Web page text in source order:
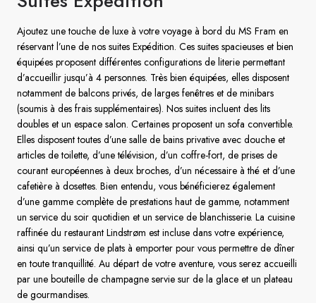
Ajoutez une touche de luxe à votre voyage à bord du MS Fram en
réservant l’une de nos suites Expédition. Ces suites spacieuses et bien
équipées proposent différentes configurations de literie permettant
d’accueillir jusqu’à 4 personnes. Très bien équipées, elles disposent
notamment de balcons privés, de larges fenêtres et de minibars
(soumis à des frais supplémentaires). Nos suites incluent des lits
doubles et un espace salon. Certaines proposent un sofa convertible.
Elles disposent toutes d’une salle de bains privative avec douche et
articles de toilette, d’une télévision, d’un coffre-fort, de prises de
courant européennes à deux broches, d’un nécessaire à thé et d’une
cafetière à dosettes. Bien entendu, vous bénéficierez également
d’une gamme complète de prestations haut de gamme, notamment
un service du soir quotidien et un service de blanchisserie. La cuisine
raffinée du restaurant Lindstrøm est incluse dans votre expérience,
ainsi qu’un service de plats à emporter pour vous permettre de dîner
en toute tranquillité. Au départ de votre aventure, vous serez accueilli
par une bouteille de champagne servie sur de la glace et un plateau
de gourmandises.